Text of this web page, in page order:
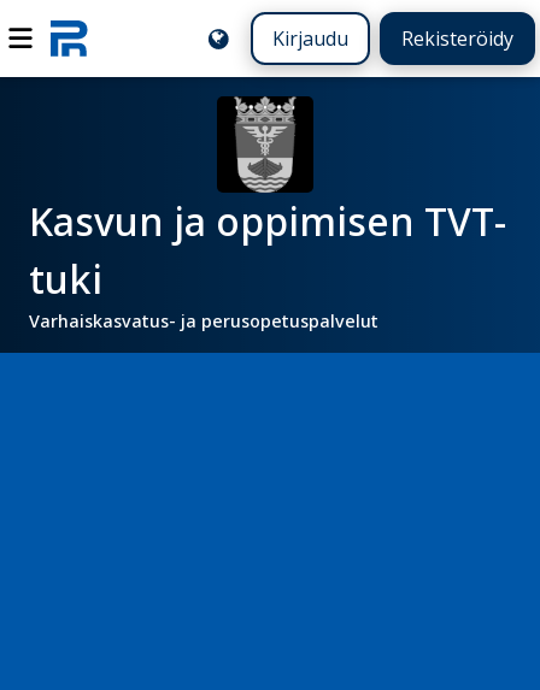
Kirjaudu Rekisteröidy
Kasvun ja oppimisen TVT-
tuki
Varhaiskasvatus- ja perusopetuspalvelut